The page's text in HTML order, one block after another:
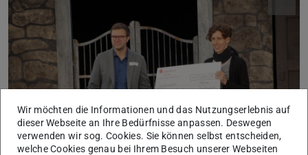
Wir möchten die Informationen und das Nutzungserlebnis auf
dieser Webseite an Ihre Bedürfnisse anpassen. Deswegen
verwenden wir sog. Cookies. Sie können selbst entscheiden,
welche Cookies genau bei Ihrem Besuch unserer Webseiten